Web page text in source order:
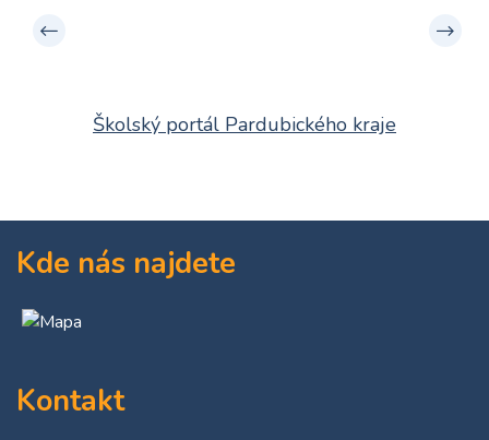
Školský portál Pardubického kraje
Kde nás najdete
Kontakt